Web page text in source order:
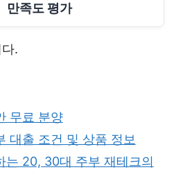
만족도 평가
.
무료 분양
대출 조건 및 상품 정보
는 20, 30대 주부 재테크의